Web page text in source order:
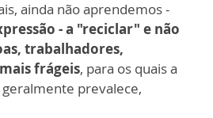
ainda não aprendemos -
- a "reciclar" e não
trabalhadores,
frágeis, para os quais a
prevalece,